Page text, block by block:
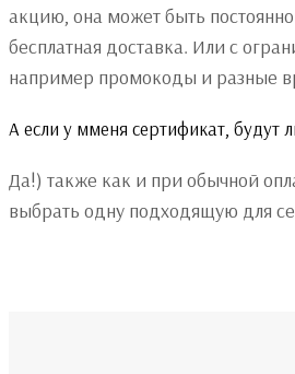
акцию, она может быть
бесплатная доставка. Или с
например промокоды и разные
А если у мменя сертификат, будут
Да!) также как и при обычной
выбрать одну подходящую для